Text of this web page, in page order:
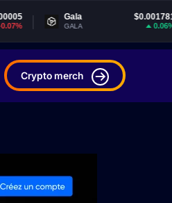
$0.001781
BTC
Crypto merch